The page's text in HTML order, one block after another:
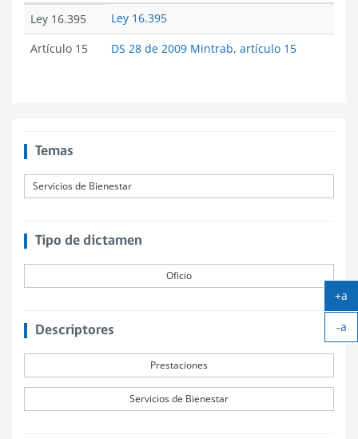
Ley 16.395
Ley 16.395
Artículo 15
DS 28 de 2009 Mintrab, artículo 15
Temas
Servicios de Bienestar
Tipo de dictamen
Oficio
Descriptores
Prestaciones
Servicios de Bienestar
+a
-a